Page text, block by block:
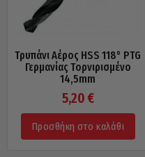
Τρυπάνι Αέρος HSS 118° PTG
Γερμανίας Τορνιρισμένο
14,5mm
5,20 €
Προσθήκη στο καλάθι